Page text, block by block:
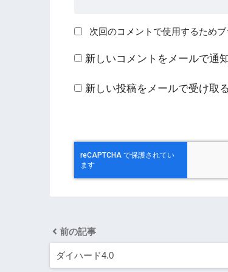
次回のコメントで使用するため
新しいコメントをメールで通
新しい投稿をメールで受け取る
前の記事
ダイハード4.0